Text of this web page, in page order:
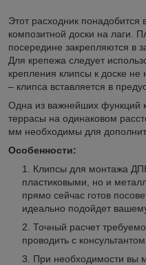
Этот расходник понадобится
композитной доски на лаги.
посередине закрепляются в
Для крепежа следует
крепления клипсы к доске
– клипса вставляется в
Одна из важнейших функций
террасы на одинаковом
мм необходимы для
Особенности:
Клипсы для монтажа
пластиковыми, но и
прямо сейчас готов
идеально подойдет
Точный расчет
проводить с
При необходимости вы